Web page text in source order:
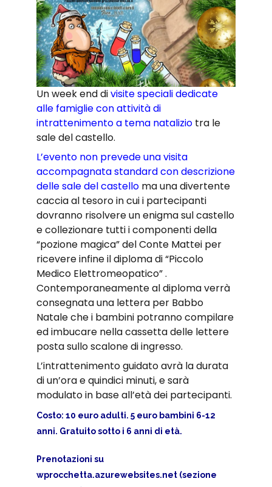
Un week end divisite speciali dedicate
alle famiglie con attività di
intrattenimento a tema nataliziotra le
sale del castello.
L’evento non prevede una visita
accompagnata standard con descrizione
delle sale del castelloma una divertente
caccia al tesoro in cui i partecipanti
dovranno risolvere un enigma sul castello
e collezionare tutti i componenti della
“pozione magica” del Conte Mattei per
ricevere infine il diploma di “Piccolo
Medico Elettromeopatico” .
Contemporaneamente al diploma verrà
consegnata una lettera per Babbo
Natale che i bambini potranno compilare
ed imbucare nella cassetta delle lettere
posta sullo scalone di ingresso.
L’intrattenimento guidato avrà la durata
di un’ora e quindici minuti, e sarà
modulato in base all’età dei partecipanti.
Costo: 10 euro adulti. 5 euro bambini 6-12
anni. Gratuito sotto i 6 anni di età.
Prenotazioni su
wprocchetta.azurewebsites.net (sezione